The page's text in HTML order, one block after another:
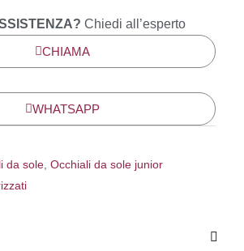
Chiedi all’esperto
CHIAMA
WHATSAPP
da sole Occhiali da sole junior